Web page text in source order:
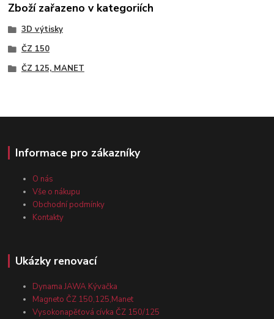
Zboží zařazeno v kategoriích
3D výtisky
ČZ 150
ČZ 125, MANET
Informace pro zákazníky
O nás
Vše o nákupu
Obchodní podmínky
Kontakty
Ukázky renovací
Dynama JAWA Kývačka
Magneto ČZ 150,125,Manet
Vysokonapěťová cívka ČZ 150/125